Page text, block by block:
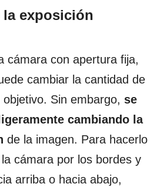
la exposición
cámara con apertura fija,
cambiar la cantidad de
Sin embargo, se
cambiando la
de la imagen. Para hacerlo
cámara por los bordes y
arriba o hacia abajo,